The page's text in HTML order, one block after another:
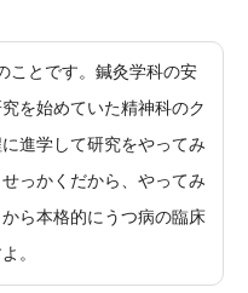
ことです。 鍼灸学科の安
を始めていた精神科のク
進学して研究をやってみ
っかくだから、やってみ
ら本格的にうつ病の臨床
。